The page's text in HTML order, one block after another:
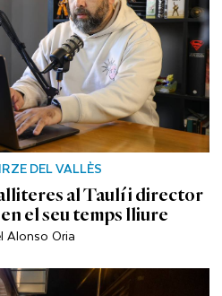
DEL VALLÈS
al Taulí i director
el seu temps lliure
Alonso Oria